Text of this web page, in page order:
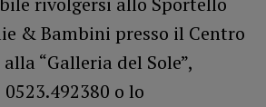
& Bambini presso il Centro
“Galleria del Sole”,
o lo